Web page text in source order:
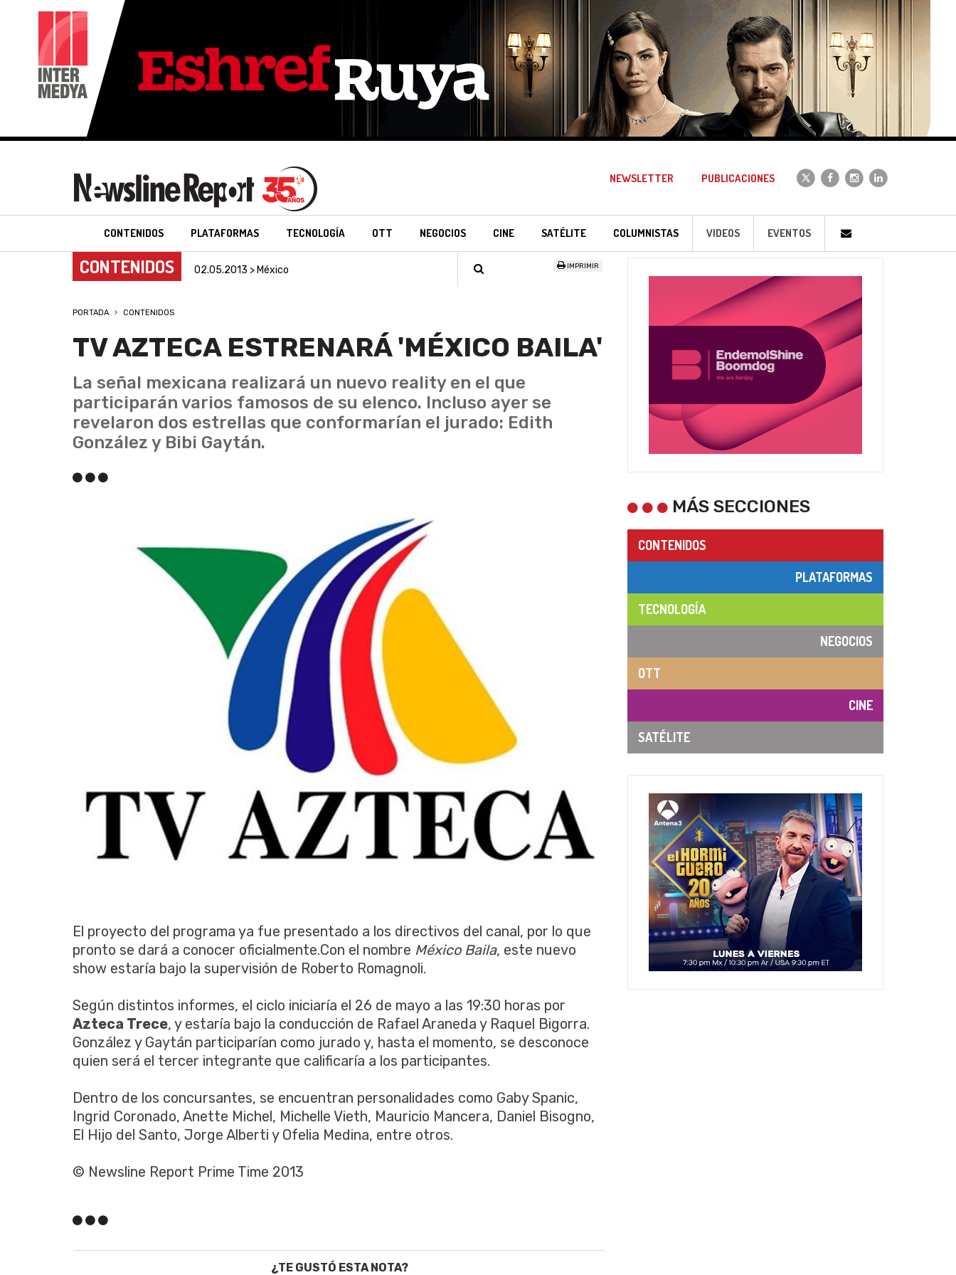
NEWSLETTER PUBLICACIONES
CONTENIDOS PLATAFORMAS TECNOLOGÍA OTT NEGOCIOS CINE SATÉLITE COLUMNISTAS VIDEOS EVENTOS
CONTENIDOS 02.05.2013 > México IMPRIMIR
PORTADA CONTENIDOS
TV AZTECA ESTRENARÁ 'MÉXICO BAILA'
La señal mexicana realizará un nuevo reality en el que
participarán varios famosos de su elenco. Incluso ayer se
revelaron dos estrellas que conformarían el jurado: Edith
González y Bibi Gaytán.
El proyecto del programa ya fue presentado a los directivos del canal, por lo que
pronto se dará a conocer oficialmente.Con el nombre México Baila, este nuevo
show estaría bajo la supervisión de Roberto Romagnoli.
Según distintos informes, el ciclo iniciaría el 26 de mayo a las 19:30 horas por
Azteca Trece, y estaría bajo la conducción de Rafael Araneda y Raquel Bigorra.
González y Gaytán participarían como jurado y, hasta el momento, se desconoce
quien será el tercer integrante que calificaría a los participantes.
Dentro de los concursantes, se encuentran personalidades como Gaby Spanic,
Ingrid Coronado, Anette Michel, Michelle Vieth, Mauricio Mancera, Daniel Bisogno,
El Hijo del Santo, Jorge Alberti y Ofelia Medina, entre otros.
© Newsline Report Prime Time 2013
¿TE GUSTÓ ESTA NOTA?
MÁS SECCIONES
CONTENIDOS
PLATAFORMAS
TECNOLOGÍA
NEGOCIOS
OTT
CINE
SATÉLITE